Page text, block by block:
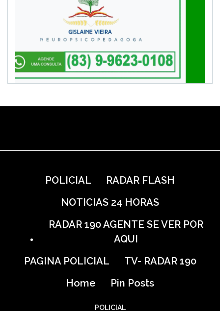
POLICIAL
RADAR FLASH
NOTICIAS 24 HORAS
RADAR 190 AGENTE SE VER POR
AQUI
PAGINA POLICIAL
TV- RADAR 190
Home
Pin Posts
POLICIAL